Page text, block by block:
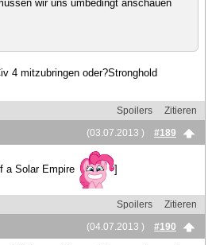
wir uns umbedingt anschauen
4 mitzubringen oder?Stronghold
Spoilers
Zitieren
(03.07.2013 )
#189
a Solar Empire ]
Spoilers
Zitieren
(04.07.2013 )
#190